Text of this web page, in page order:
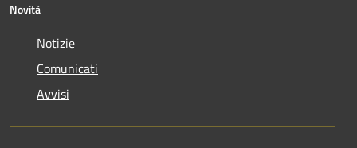
Novità
Notizie
Comunicati
Avvisi